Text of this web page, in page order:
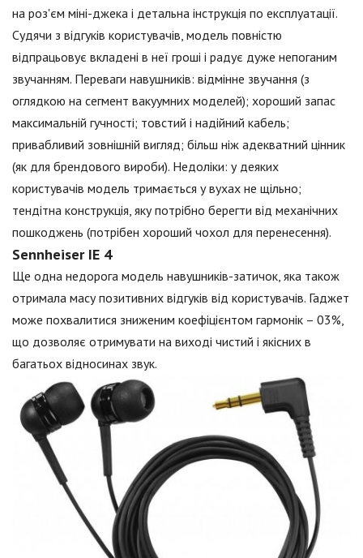
на роз'єм міні-джека і детальна інструкція по експлуатації.
Судячи з відгуків користувачів, модель повністю
відпрацьовує вкладені в неї гроші і радує дуже непоганим
звучанням. Переваги навушників: відмінне звучання (з
оглядкою на сегмент вакуумних моделей); хороший запас
максимальній гучності; товстий і надійний кабель;
привабливий зовнішній вигляд; більш ніж адекватний цінник
(як для брендового вироби). Недоліки: у деяких
користувачів модель тримається у вухах не щільно;
тендітна конструкція, яку потрібно берегти від механічних
пошкоджень (потрібен хороший чохол для перенесення).
Sennheiser IE 4
Ще одна недорога модель навушників-затичок, яка також
отримала масу позитивних відгуків від користувачів. Гаджет
може похвалитися зниженим коефіцієнтом гармонік – 03%,
що дозволяє отримувати на виході чистий і якісних в
багатьох відносинах звук.